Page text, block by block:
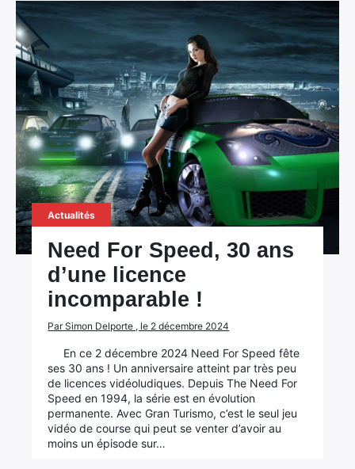
Actualités
Need For Speed, 30 ans
d’une licence
incomparable !
Par Simon Delporte , le 2 décembre 2024
En ce 2 décembre 2024 Need For Speed fête
ses 30 ans ! Un anniversaire atteint par très peu
de licences vidéoludiques. Depuis The Need For
Speed en 1994, la série est en évolution
permanente. Avec Gran Turismo, c’est le seul jeu
vidéo de course qui peut se venter d’avoir au
moins un épisode sur…